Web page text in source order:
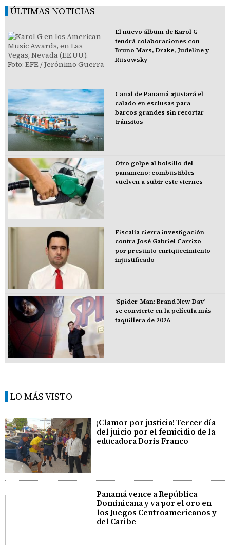
ÚLTIMAS NOTICIAS
El nuevo álbum de Karol G
tendrá colaboraciones con
Bruno Mars, Drake, Judeline y
Rusowsky
Canal de Panamá ajustará el
calado en esclusas para
barcos grandes sin recortar
tránsitos
Otro golpe al bolsillo del
panameño: combustibles
vuelven a subir este viernes
Fiscalía cierra investigación
contra José Gabriel Carrizo
por presunto enriquecimiento
injustificado
‘Spider-Man: Brand New Day’
se convierte en la película más
taquillera de 2026
LO MÁS VISTO
¡Clamor por justicia! Tercer día
del juicio por el femicidio de la
educadora Doris Franco
Panamá vence a República
Dominicana y va por el oro en
los Juegos Centroamericanos y
del Caribe